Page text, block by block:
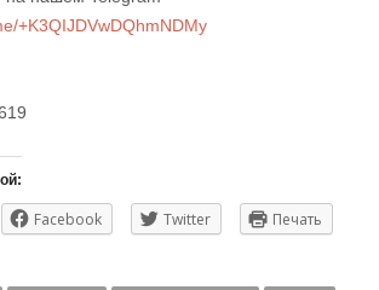
+K3QIJDVwDQhmNDMy
Facebook Twitter Печать